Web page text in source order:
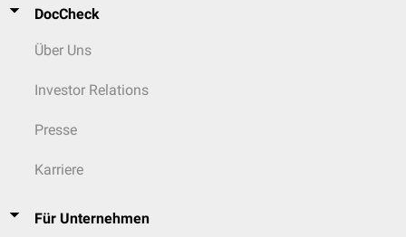
DocCheck
Über Uns
Investor Relations
Presse
Karriere
Für Unternehmen